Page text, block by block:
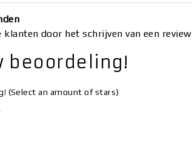
klanten door het schrijven van een review
beoordeling!
(Select an amount of stars)